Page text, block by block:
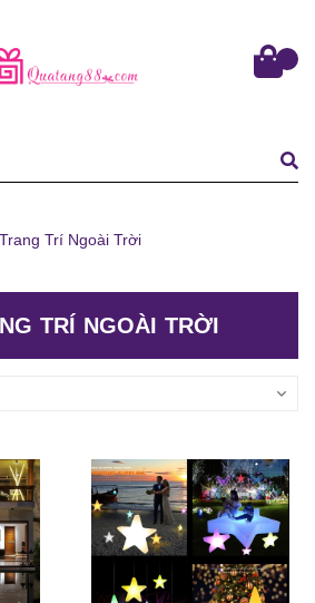
Trí Ngoài Trời
TRÍ NGOÀI TRỜI